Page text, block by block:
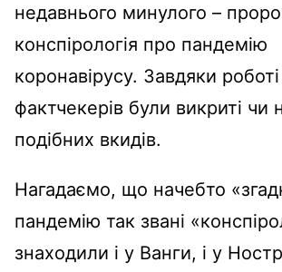
недавнього минулого –
конспірологія про пандемію
коронавірусу. Завдяки роботі
фактчекерів були викриті чи
подібних вкидів.
Нагадаємо, що начебто
пандемію так звані
знаходили і у Ванги, і у